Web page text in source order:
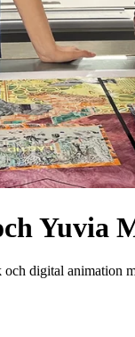
Yuvia
digital animation